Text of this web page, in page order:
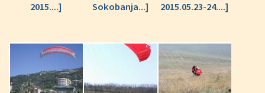
2015....]
Sokobanja...]
2015.05.23-24....]